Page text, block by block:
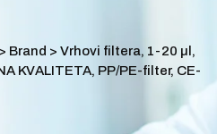
> Brand > Vrhovi filtera, 1-20 µl,
KVALITETA, PP/PE-filter, CE-